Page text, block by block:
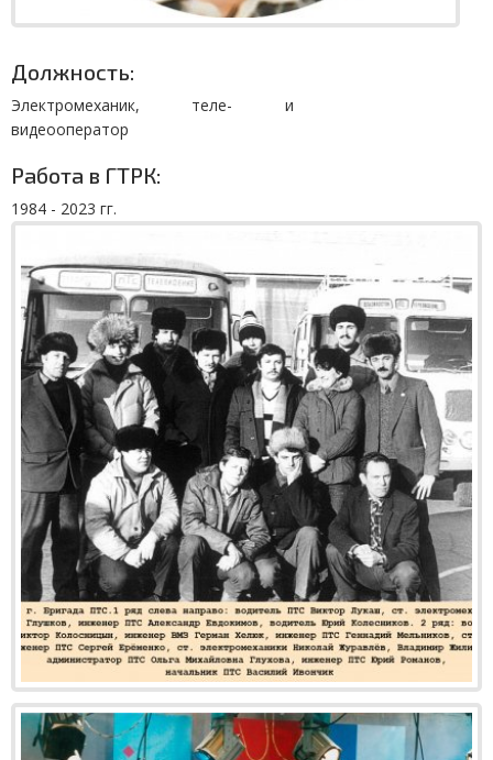
Должность:
Электромеханик, теле- и
видеооператор
Работа в ГТРК:
1984 - 2023 гг.